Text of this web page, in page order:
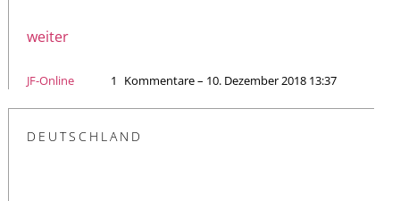
weiter
JF-Online 1 Kommentare – 10. Dezember 2018 13:37
DEUTSCHLAND